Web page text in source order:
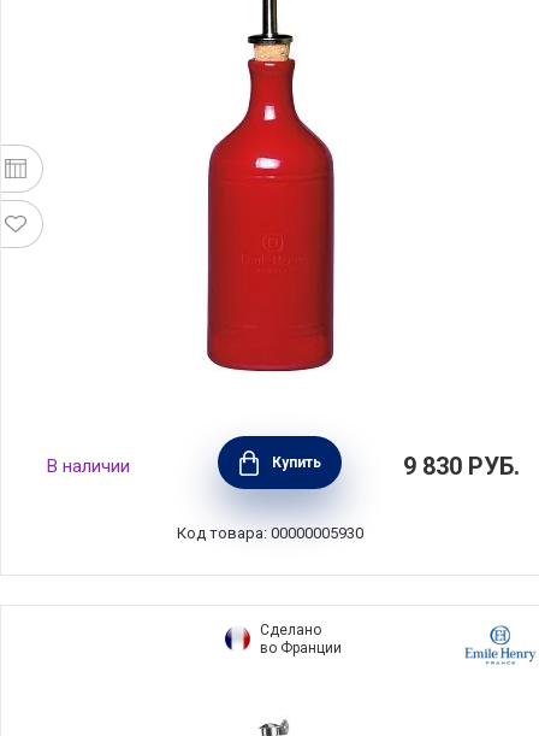
Бутылка для масла и уксуса 450 мл, цвет
гранат, Emile Henry, Франция, 340215
В наличии Купить 9 830 РУБ.
Код товара: 00000005930
Сделано
во Франции